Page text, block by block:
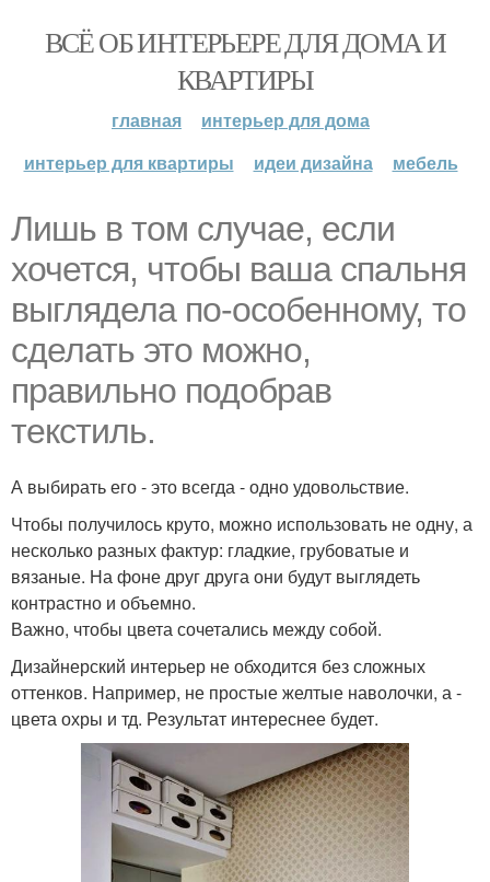
ВСЁ ОБ ИНТЕРЬЕРЕ ДЛЯ ДОМА И
КВАРТИРЫ
главная
интерьер для дома
интерьер для квартиры
идеи дизайна мебель
Лишь в том случае, если
хочется, чтобы ваша спальня
выглядела по-особенному, то
сделать это можно,
правильно подобрав
текстиль.
А выбирать его - это всегда - одно удовольствие.
Чтобы получилось круто, можно использовать не одну, а
несколько разных фактур: гладкие, грубоватые и
вязаные. На фоне друг друга они будут выглядеть
контрастно и объемно.
Важно, чтобы цвета сочетались между собой.
Дизайнерский интерьер не обходится без сложных
оттенков. Например, не простые желтые наволочки, а -
цвета охры и тд. Результат интереснее будет.